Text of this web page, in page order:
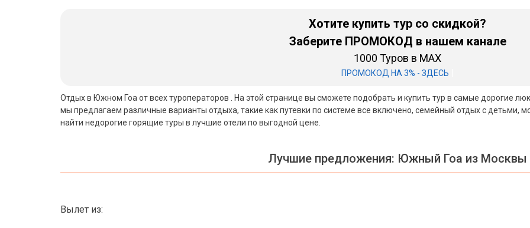
Хотите купить тур со скидкой?
Заберите ПРОМОКОД в нашем канале
1000 Туров в MAX
ПРОМОКОД НА 3% - ЗДЕСЬ
Отдых в Южном Гоа от всех туроператоров . На этой странице вы сможете подобрать и купить тур в самые дорогие
мы предлагаем различные варианты отдыха, такие как путевки по системе все включено, семейный отдых с
найти недорогие горящие туры в лучшие отели по выгодной цене.
Лучшие предложения: Южный Гоа из Москвы
Вылет из:
Северный Гоа
Южный Гоа
Кав Мин Воды